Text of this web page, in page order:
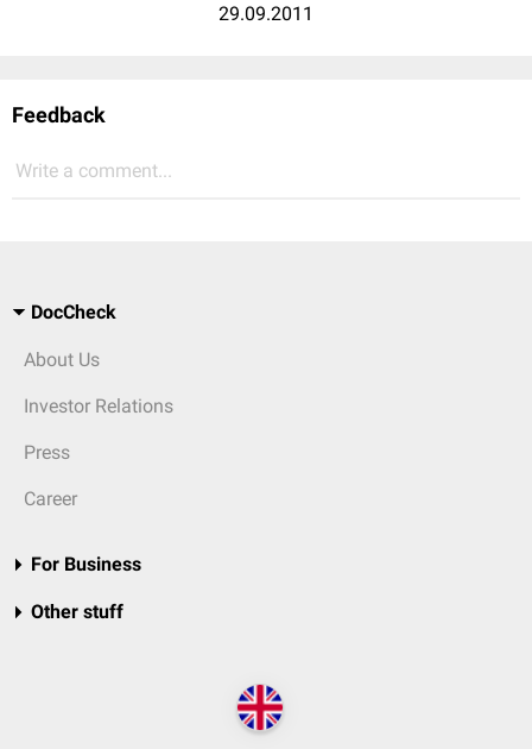
29.09.2011
Feedback
Write a comment...
DocCheck
About Us
Investor Relations
Press
Career
For Business
Other stuff